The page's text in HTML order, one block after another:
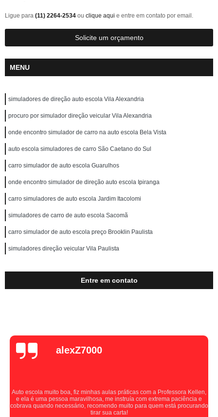
Ligue para (11) 2264-2534 ou clique aqui e entre em contato por email.
Solicite um orçamento
MENU
simuladores de direção auto escola Vila Alexandria
procuro por simulador direção veicular Vila Alexandria
onde encontro simulador de carro na auto escola Bela Vista
auto escola simuladores de carro São Caetano do Sul
carro simulador de auto escola Guarulhos
onde encontro simulador de direção auto escola Ipiranga
carro simuladores de auto escola Jardim Itacolomi
simuladores de carro de auto escola Sacomã
carro simulador de auto escola preço Brooklin Paulista
simuladores direção veicular Vila Paulista
Entre em contato
alexZ7000
Auto escola muito boa, fiz minhas aulas práticas com a Professora Kellen,
e ela é uma pessoa maravilhosa, me instruía com extrema paciência e
cobrava quando necessário, recomendo muito para quem está procurando
tirar sua carta!